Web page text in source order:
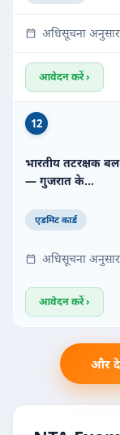
अधिसूचना अनुसार
आवेदन करें ›
12
भारतीय तटरक्षक
— गुजरात के…
एडमिट कार्ड
अधिसूचना अनुसार
आवेदन करें ›
और